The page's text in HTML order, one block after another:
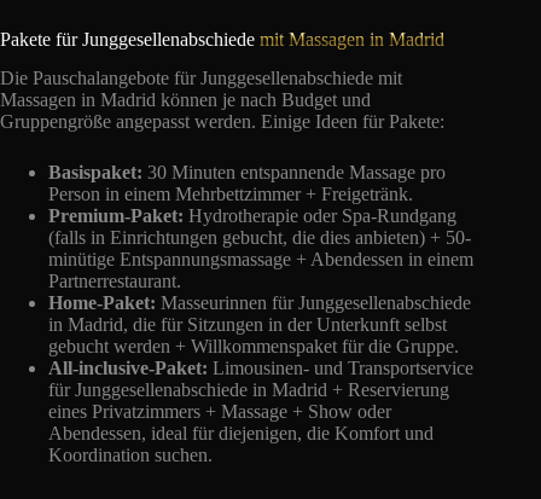
Pakete für Junggesellenabschiede mit Massagen in Madrid
Die Pauschalangebote für Junggesellenabschiede mit
Massagen in Madrid können je nach Budget und
Gruppengröße angepasst werden. Einige Ideen für Pakete:
Basispaket: 30 Minuten entspannende Massage pro
Person in einem Mehrbettzimmer + Freigetränk.
Premium-Paket: Hydrotherapie oder Spa-Rundgang
(falls in Einrichtungen gebucht, die dies anbieten) + 50-
minütige Entspannungsmassage + Abendessen in einem
Partnerrestaurant.
Home-Paket: Masseurinnen für Junggesellenabschiede
in Madrid, die für Sitzungen in der Unterkunft selbst
gebucht werden + Willkommenspaket für die Gruppe.
All-inclusive-Paket: Limousinen- und Transportservice
für Junggesellenabschiede in Madrid + Reservierung
eines Privatzimmers + Massage + Show oder
Abendessen, ideal für diejenigen, die Komfort und
Koordination suchen.